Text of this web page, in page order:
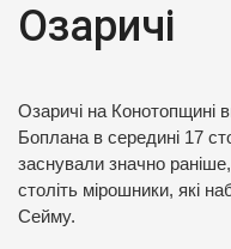
Озаричі
Озаричі на Конотопщині
Боплана в середині 17
заснували значно
століть мірошники, які
Сейму.